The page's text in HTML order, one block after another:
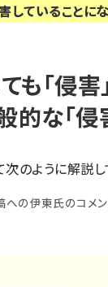
していることに
も「侵
な「侵
のように解説し
伊東氏のコメン